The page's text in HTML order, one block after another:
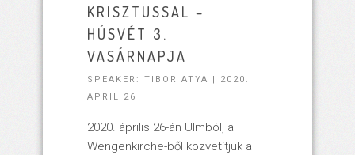
KRISZTUSSAL –
HÚSVÉT 3.
VASÁRNAPJA
SPEAKER: TIBOR ATYA | 2020.
APRIL 26
2020. április 26-án Ulmból, a
Wengenkirche-ből közvetítjük a